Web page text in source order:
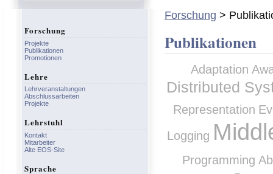
Forschung >
Publikationen
Adaptation
Distributed
Representation
Logging
Programming
Forschung
Projekte
Publikationen
Promotionen
Lehre
Lehrveranstaltungen
Abschlussarbeiten
Projekte
Lehrstuhl
Kontakt
Mitarbeiter
Alte EOS-Site
Sprache